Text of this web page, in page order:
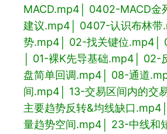
MACD.mp4 │ 0402-MACD
建议.mp4 │ 0407-认识布林
势.mp4 │ 02-找关键位.mp4
│ 01-裸K先导基础.mp4 │ 02-
盘简单回调.mp4 │ 08-通道
间.mp4 │ 13-交易区间内的交
主要趋势反转&均线缺口.mp4
量趋势空间.mp4 │ 23-中线和